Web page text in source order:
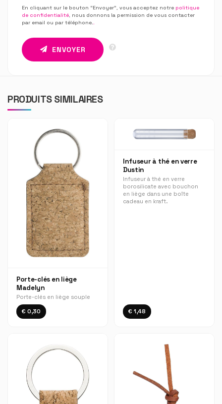
En cliquant sur le bouton “Envoyer”, vous acceptez notre politique
de confidentialité, nous donnons la permission de vous contacter
par email ou par téléphone..
ENVOYER
PRODUITS SIMILAIRES
Porte-clés en liège
Madelyn
Porte-clés en liège souple
€ 0,30
Infuseur à thé en verre
Dustin
Infuseur à thé en verre
borosilicate avec bouchon
en liège dans une boîte
cadeau en kraft.
€ 1,48